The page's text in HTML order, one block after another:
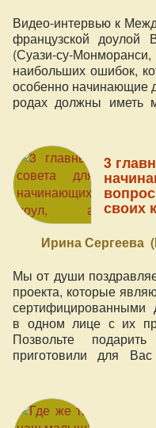
Видео-интервью к
французской доулой
(Суази-су-
наибольших ошибок,
особенно начинающие
родах должны иметь
Это мешает её
3
своих
Ирина Сергеева
Мы от души
проекта, которые
сертифицированными
в одном лице с их
Позвольте
приготовили для
(Мельбурн,
начинающих доул, а